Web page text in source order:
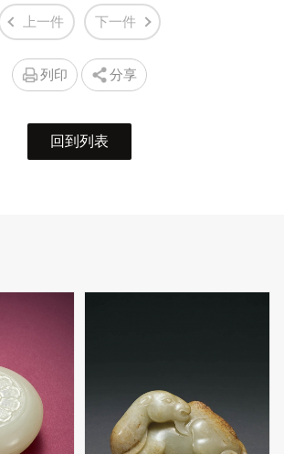
上一件 下一件
列印 分享
回到列表